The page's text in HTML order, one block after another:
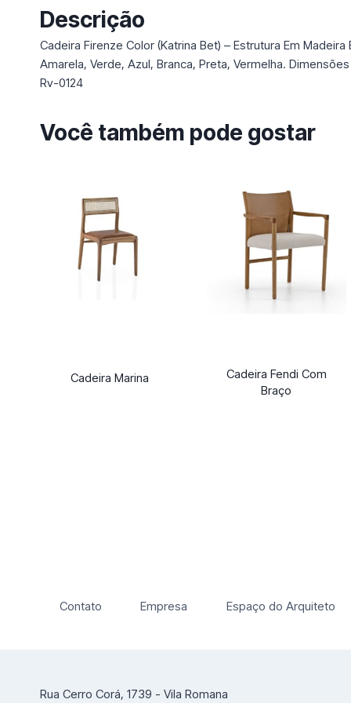
Descrição
Cadeira Firenze Color (Katrina Bet) – Estrutura Em
Amarela, Verde, Azul, Branca, Preta, Vermelha.
Rv-0124
Você também pode gostar
Cadeira Marina
Cadeira Fendi Com
Braço
Contato Empresa Espaço do Arquiteto
Rua Cerro Corá, 1739 - Vila Romana